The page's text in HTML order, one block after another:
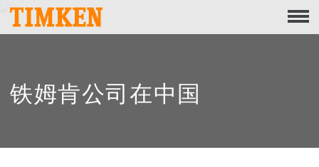
Menu
企业社会责任之以人为本
铁姆肯公司在中国